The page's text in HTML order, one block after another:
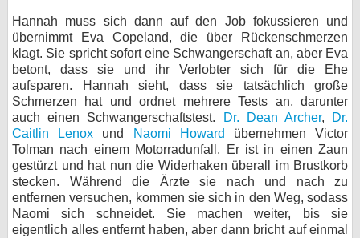
Hannah muss sich dann auf den Job fokussieren und
übernimmt Eva Copeland, die über Rückenschmerzen
klagt. Sie spricht sofort eine Schwangerschaft an, aber Eva
betont, dass sie und ihr Verlobter sich für die Ehe
aufsparen. Hannah sieht, dass sie tatsächlich große
Schmerzen hat und ordnet mehrere Tests an, darunter
auch einen Schwangerschaftstest.
Dr. Dean Archer,
Dr.
Caitlin Lenox und Naomi Howard übernehmen Victor
Tolman nach einem Motorradunfall. Er ist in einen Zaun
gestürzt und hat nun die Widerhaken überall im Brustkorb
stecken. Während die Ärzte sie nach und nach zu
entfernen versuchen, kommen sie sich in den Weg, sodass
Naomi sich schneidet. Sie machen weiter, bis sie
eigentlich alles entfernt haben, aber dann bricht auf einmal